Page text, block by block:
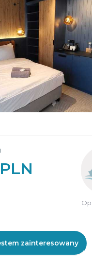
Zobacz
zainteresowany